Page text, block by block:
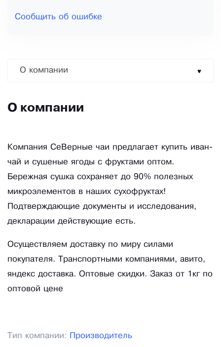
Сообщить об ошибке
О компании
О компании
Компания СеВерные чаи предлагает купить иван-
чай и сушеные ягоды с фруктами оптом.
Бережная сушка сохраняет до 90% полезных
микроэлементов в наших сухофруктах!
Подтверждающие документы и исследования,
декларации действующие есть.
Осуществляем доставку по миру силами
покупателя. Транспортными компаниями, авито,
яндекс доставка. Оптовые скидки. Заказ от 1кг по
оптовой цене
Тип компании: Производитель